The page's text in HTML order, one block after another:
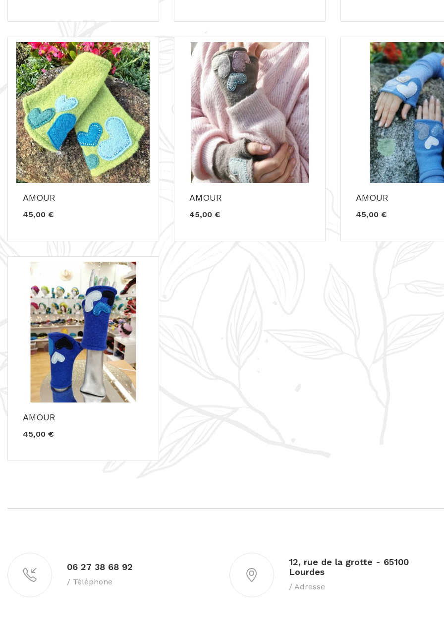
AMOUR
45,00 €
AMOUR
45,00 €
AMOUR
45,00 €
AMOUR
45,00 €
06 27 38 68 92
/ Téléphone
12, rue de la grotte - 65100
Lourdes
/ Adresse